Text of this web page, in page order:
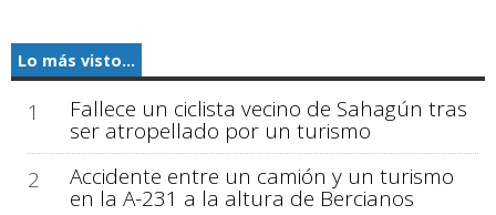
Lo más visto...
1 Fallece un ciclista vecino de Sahagún tras
ser atropellado por un turismo
2
Accidente entre un camión y un turismo
en la A-231 a la altura de Bercianos